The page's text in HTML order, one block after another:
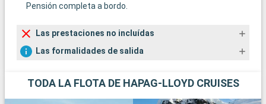
Pensión completa a bordo.
Las prestaciones no incluídas
Las formalidades de salida
TODA LA FLOTA DE HAPAG-LLOYD CRUISES